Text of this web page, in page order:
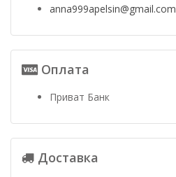
anna999apelsin@gmail.com
Оплата
Приват Банк
Доставка